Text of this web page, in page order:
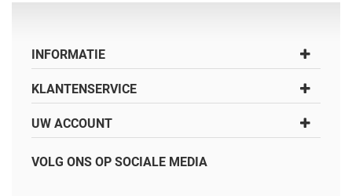
INFORMATIE
KLANTENSERVICE
UW ACCOUNT
VOLG ONS OP SOCIALE MEDIA